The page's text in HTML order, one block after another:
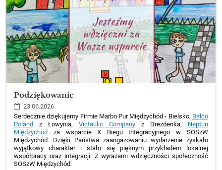
Podziękowanie
23.06.2026
Serdecznie dziękujemy Firmie Marbo Pur Międzychód - Bielsko, Balco
Poland z Łowynia,Victaulic Companyz Drezdenka, Neptun
Międzychód za wsparcie X Biegu Integracyjnego w SOSzW
Międzychód. Dzięki Państwa zaangażowaniu wydarzenie zyskało
wyjątkowy charakter i stało się pięknym przykładem lokalnej
współpracy oraz integracji. Z wyrazami wdzięczności społeczność
SOSzW Międzychód.